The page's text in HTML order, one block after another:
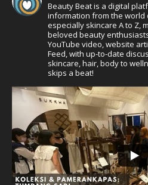
Beauty Beat is a digital
information from the world
especially skincare A to Z,
beloved beauty
YouTube video, website
Feed, with up-to-date
skincare, hair, body to
skips a beat!